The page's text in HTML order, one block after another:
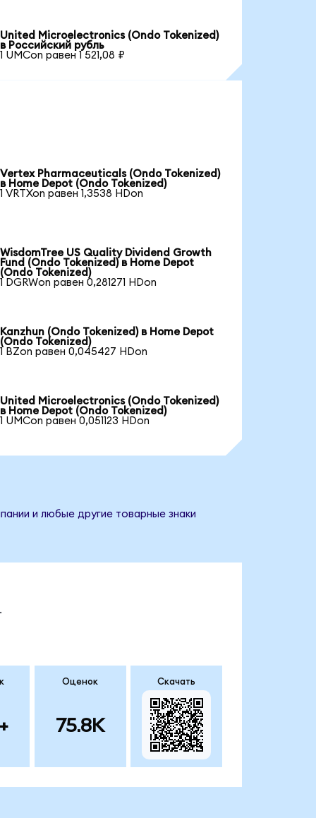
United Microelectronics (Ondo Tokenized)
в Российский рубль
1 UMCon равен 1 521,08 ₽
Vertex Pharmaceuticals (Ondo Tokenized)
в Home Depot (Ondo Tokenized)
1 VRTXon равен 1,3538 HDon
WisdomTree US Quality Dividend Growth
Fund (Ondo Tokenized) в Home Depot
(Ondo Tokenized)
1 DGRWon равен 0,281271 HDon
Kanzhun (Ondo Tokenized) в Home Depot
(Ondo Tokenized)
1 BZon равен 0,045427 HDon
United Microelectronics (Ondo Tokenized)
в Home Depot (Ondo Tokenized)
1 UMCon равен 0,051123 HDon
и любые другие товарные знаки
Оценок
75.8K
Скачать